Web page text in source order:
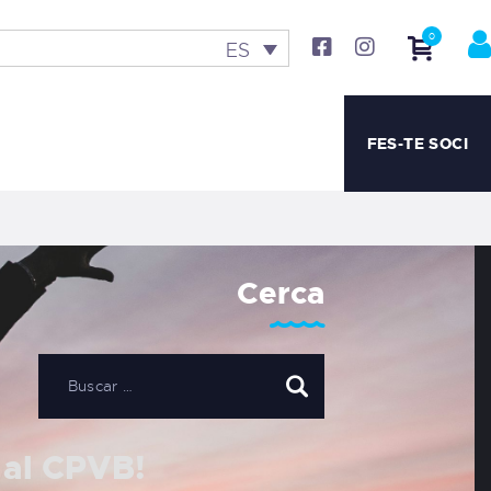
ES
0
FES-TE SOCI
CPVB!
Cerca